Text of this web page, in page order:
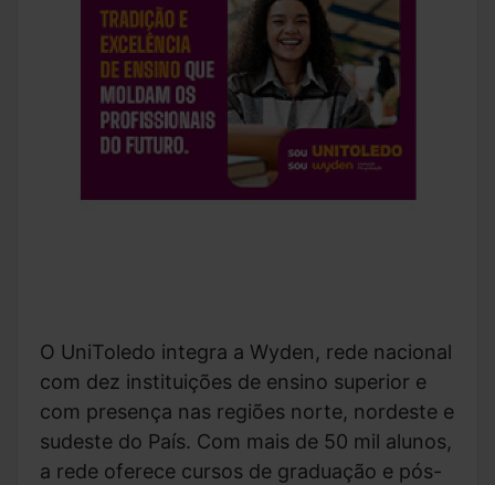
O UniToledo integra a Wyden, rede nacional
com dez instituições de ensino superior e
com presença nas regiões norte, nordeste e
sudeste do País. Com mais de 50 mil alunos,
a rede oferece cursos de graduação e pós-